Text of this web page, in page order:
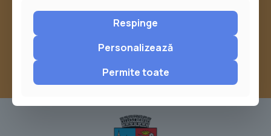
sau trimite o sesizare pe Buzău City
Report
Respinge
Personalizează
Permite toate